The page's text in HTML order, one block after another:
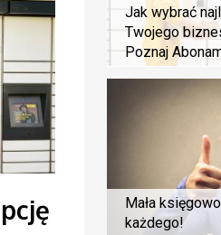
Jak wybrać
Twojego
Poznaj
Mała
każdego!